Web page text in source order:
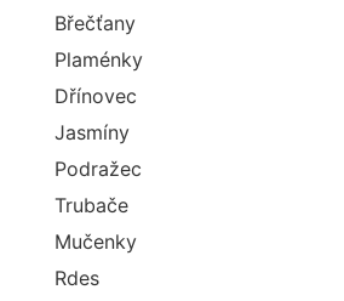
Břečťany
Plaménky
Dřínovec
Jasmíny
Podražec
Trubače
Mučenky
Rdes